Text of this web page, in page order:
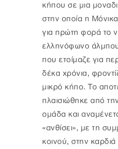
κήπου σε μια
στην οποία η
για πρώτη φορά το
ελληνόφωνο
που ετοίμαζε για
δέκα χρόνια,
μικρό κήπο. Το
πλαισιώθηκε από
ομάδα και
«ανθίσει», με τη
κοινού, στην